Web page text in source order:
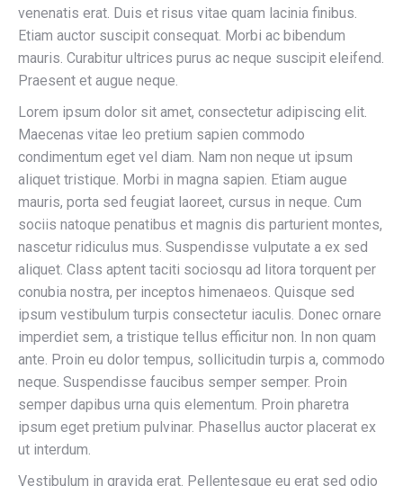
venenatis erat. Duis et risus vitae quam lacinia finibus.
Etiam auctor suscipit consequat. Morbi ac bibendum
mauris. Curabitur ultrices purus ac neque suscipit eleifend.
Praesent et augue neque.
Lorem ipsum dolor sit amet, consectetur adipiscing elit.
Maecenas vitae leo pretium sapien commodo
condimentum eget vel diam. Nam non neque ut ipsum
aliquet tristique. Morbi in magna sapien. Etiam augue
mauris, porta sed feugiat laoreet, cursus in neque. Cum
sociis natoque penatibus et magnis dis parturient montes,
nascetur ridiculus mus. Suspendisse vulputate a ex sed
aliquet. Class aptent taciti sociosqu ad litora torquent per
conubia nostra, per inceptos himenaeos. Quisque sed
ipsum vestibulum turpis consectetur iaculis. Donec ornare
imperdiet sem, a tristique tellus efficitur non. In non quam
ante. Proin eu dolor tempus, sollicitudin turpis a, commodo
neque. Suspendisse faucibus semper semper. Proin
semper dapibus urna quis elementum. Proin pharetra
ipsum eget pretium pulvinar. Phasellus auctor placerat ex
ut interdum.
Vestibulum in gravida erat. Pellentesque eu erat sed odio